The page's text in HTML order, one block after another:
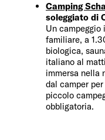
Camping
soleggiato di
Un
familiare, a
biologica,
italiano al
immersa nella
dal camper
piccolo
obbligatoria.